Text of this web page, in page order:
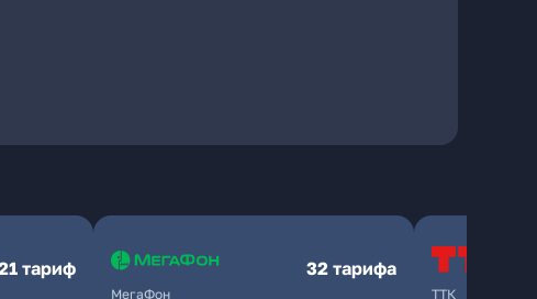
тариф
МегаФон
32 тарифа
ТТК